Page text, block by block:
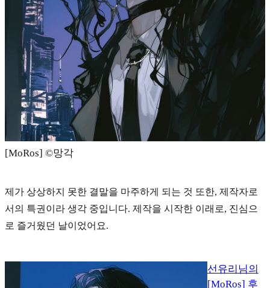
[MoRos] ©️망각
제가 상상하지 못한 결말을 마주하게 되는 것 또한, 제작자로
서의 특권이라 생각 중입니다. 제작을 시작한 이래로, 진심으
로 즐거웠던 날이었어요.
선유리님의
[MoRos] 후